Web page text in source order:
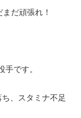
だ頑張れ！
手です。
、スタミナ不足